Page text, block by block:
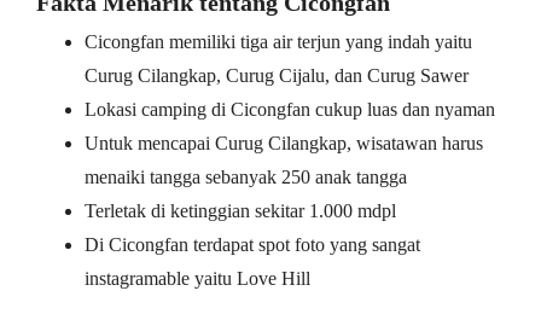
Cicongfan memiliki tiga air terjun yang indah yaitu
Curug Cilangkap, Curug Cijalu, dan Curug Sawer
Lokasi camping di Cicongfan cukup luas dan nyaman
Untuk mencapai Curug Cilangkap, wisatawan harus
menaiki tangga sebanyak 250 anak tangga
Terletak di ketinggian sekitar 1.000 mdpl
Di Cicongfan terdapat spot foto yang sangat
instagramable yaitu Love Hill